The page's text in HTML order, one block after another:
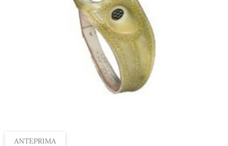
ANTEPRIMA